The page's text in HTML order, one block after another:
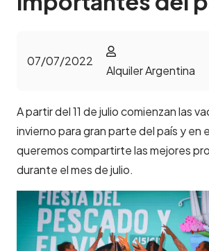
07/07/2022
Alquiler Argentina
A partir del 11 de julio comienzan las
invierno para gran parte del país y en
queremos compartirte las mejores
durante el mes de julio.